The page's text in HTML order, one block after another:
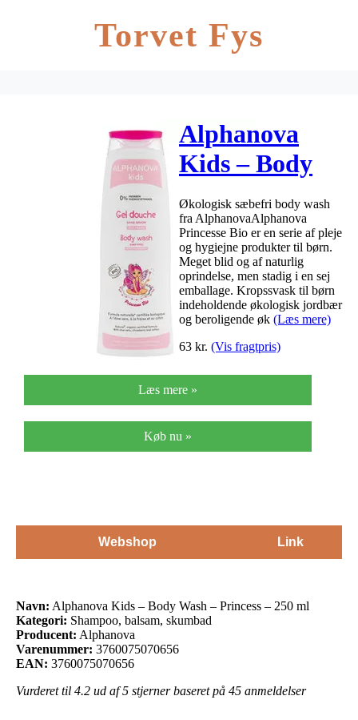
Torvet Fys
Alphanova
Kids – Body
Wash –
Princess – 250
ml
Økologisk sæbefri body wash
fra AlphanovaAlphanova
Princesse Bio er en serie af pleje
og hygiejne produkter til børn.
Meget blid og af naturlig
oprindelse, men stadig i en sej
emballage. Kropssvask til børn
indeholdende økologisk jordbær
og beroligende øk (Læs mere)
63 kr. (Vis fragtpris)
Læs mere »
Køb nu »
Webshop Link
Navn: Alphanova Kids – Body Wash – Princess – 250 ml
Kategori: Shampoo, balsam, skumbad
Producent: Alphanova
Varenummer: 3760075070656
EAN: 3760075070656
Vurderet til 4.2 ud af 5 stjerner baseret på 45 anmeldelser